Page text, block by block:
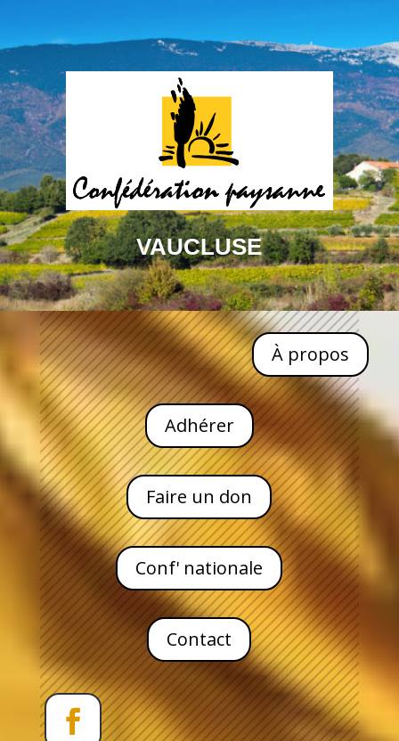
VAUCLUSE
À propos
Adhérer
Faire un don
Conf' nationale
Contact